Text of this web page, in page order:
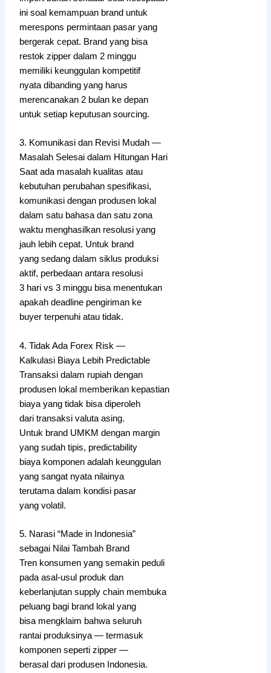
ini soal kemampuan brand untuk
merespons permintaan pasar yang
bergerak cepat. Brand yang bisa
restok zipper dalam 2 minggu
memiliki keunggulan kompetitif
nyata dibanding yang harus
merencanakan 2 bulan ke depan
untuk setiap keputusan sourcing.
3. Komunikasi dan Revisi Mudah —
Masalah Selesai dalam Hitungan Hari
Saat ada masalah kualitas atau
kebutuhan perubahan spesifikasi,
komunikasi dengan produsen lokal
dalam satu bahasa dan satu zona
waktu menghasilkan resolusi yang
jauh lebih cepat. Untuk brand
yang sedang dalam siklus produksi
aktif, perbedaan antara resolusi
3 hari vs 3 minggu bisa menentukan
apakah deadline pengiriman ke
buyer terpenuhi atau tidak.
4. Tidak Ada Forex Risk —
Kalkulasi Biaya Lebih Predictable
Transaksi dalam rupiah dengan
produsen lokal memberikan kepastian
biaya yang tidak bisa diperoleh
dari transaksi valuta asing.
Untuk brand UMKM dengan margin
yang sudah tipis, predictability
biaya komponen adalah keunggulan
yang sangat nyata nilainya
terutama dalam kondisi pasar
yang volatil.
5. Narasi “Made in Indonesia”
sebagai Nilai Tambah Brand
Tren konsumen yang semakin peduli
pada asal-usul produk dan
keberlanjutan supply chain membuka
peluang bagi brand lokal yang
bisa mengklaim bahwa seluruh
rantai produksinya — termasuk
komponen seperti zipper —
berasal dari produsen Indonesia.